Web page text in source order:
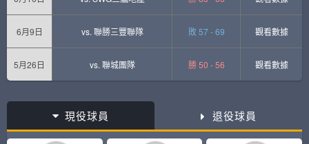
6月9日 vs. 聯勝三豐聯隊 敗 57 - 69 觀看數據
5月26日 vs. 聯城團隊 勝 50 - 56 觀看數據
現役球員 退役球員